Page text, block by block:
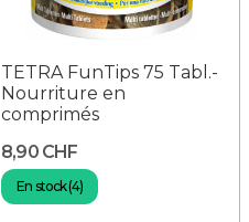
TETRA FunTips 75 Tabl.-
Nourriture en
comprimés
8,90 CHF
En stock (4)